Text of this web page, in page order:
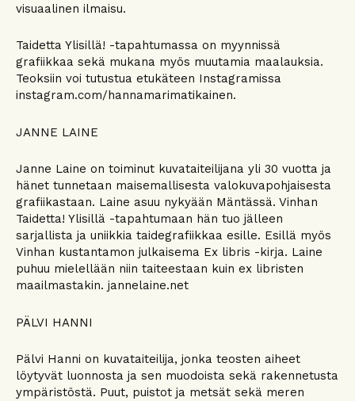
visuaalinen ilmaisu.
Taidetta Ylisillä! -tapahtumassa on myynnissä
grafiikkaa sekä mukana myös muutamia maalauksia.
Teoksiin voi tutustua etukäteen Instagramissa
instagram.com/hannamarimatikainen.
JANNE LAINE
Janne Laine on toiminut kuvataiteilijana yli 30 vuotta ja
hänet tunnetaan maisemallisesta valokuvapohjaisesta
grafiikastaan. Laine asuu nykyään Mäntässä. Vinhan
Taidetta! Ylisillä -tapahtumaan hän tuo jälleen
sarjallista ja uniikkia taidegrafiikkaa esille. Esillä myös
Vinhan kustantamon julkaisema Ex libris -kirja. Laine
puhuu mielellään niin taiteestaan kuin ex libristen
maailmastakin. jannelaine.net
PÄLVI HANNI
Pälvi Hanni on kuvataiteilija, jonka teosten aiheet
löytyvät luonnosta ja sen muodoista sekä rakennetusta
ympäristöstä. Puut, puistot ja metsät sekä meren